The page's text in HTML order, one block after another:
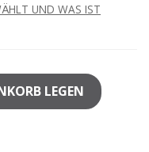
UND WAS IST
LEGEN